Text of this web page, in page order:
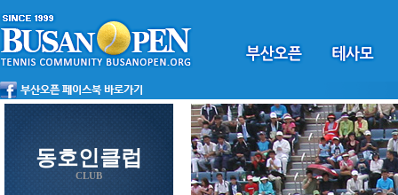
동호인클럽
CLUB